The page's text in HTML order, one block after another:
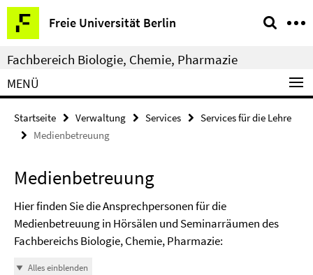
Springe
direkt
zu
Inhalt
Freie Universität Berlin
Service-
Navigation
Fachbereich Biologie, Chemie, Pharmazie
MENÜ
Startseite Verwaltung Services
Services für die Lehre
Medienbetreuung
Medienbetreuung
Hier finden Sie die Ansprechpersonen für die
Medienbetreuung in Hörsälen und Seminarräumen des
Fachbereichs Biologie, Chemie, Pharmazie:
Alles einblenden